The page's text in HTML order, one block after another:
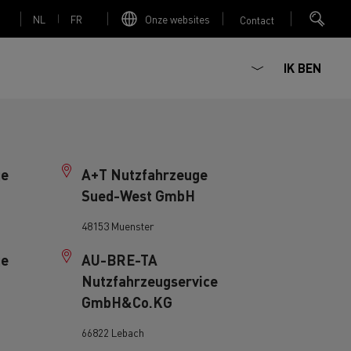
NL FR Onze websites Contact
Renault Trucks K
Trucks Master
Elektrische betonmixer
Accessoires - Optimalisatie
IK BEN
A+T Nutzfahrzeuge
Sued-West GmbH
48153 Muenster
AU-BRE-TA
Nutzfahrzeugservice
GmbH&Co.KG
66822 Lebach